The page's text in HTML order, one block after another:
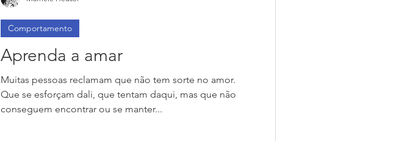
Aprenda a amar
Muitas pessoas reclamam que não tem sorte no amor.
Que se esforçam dali, que tentam daqui, mas que não
conseguem encontrar ou se manter...
Comportamento